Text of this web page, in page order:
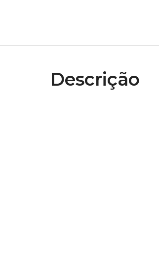
Descrição